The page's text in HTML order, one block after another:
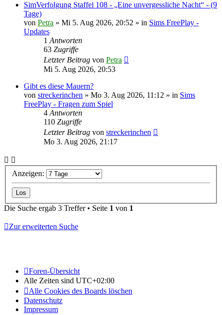
SimVerfolgung Staffel 108 - „Eine unvergessliche Nacht“ - (9
Tage)
von Petra » Mi 5. Aug 2026, 20:52 » in Sims FreePlay -
Updates
1 Antworten
63 Zugriffe
Letzter Beitrag von Petra
Mi 5. Aug 2026, 20:53
Gibt es diese Mauern?
von streckerinchen » Mo 3. Aug 2026, 11:12 » in Sims
FreePlay - Fragen zum Spiel
4 Antworten
110 Zugriffe
Letzter Beitrag von streckerinchen
Mo 3. Aug 2026, 21:17
Anzeigen:
Die Suche ergab 3 Treffer • Seite 1 von 1
Zur erweiterten Suche
Foren-Übersicht
Alle Zeiten sind UTC+02:00
Alle Cookies des Boards löschen
Datenschutz
Impressum